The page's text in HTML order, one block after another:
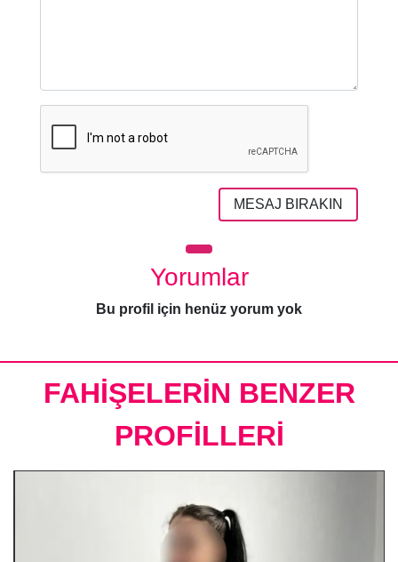
MESAJ BIRAKIN
Yorumlar
Bu profil için henüz yorum yok
FAHİŞELERİN BENZER
PROFİLLERİ